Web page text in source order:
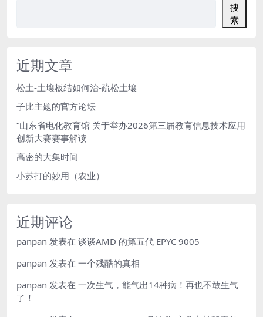
搜
索
近期文章
松土-土壤板结如何治-疏松土壤
子比主题的官方论坛
“山东省电化教育馆 关于举办2026第三届教育信息技术应用
创新大赛赛事解读
高密的大集时间
小苏打的妙用（农业）
近期评论
panpan 发表在 谈谈AMD 的第五代 EPYC 9005
panpan 发表在 一个残酷的真相
panpan 发表在 一次生气，能气出14种病！再也不敢生气
了！